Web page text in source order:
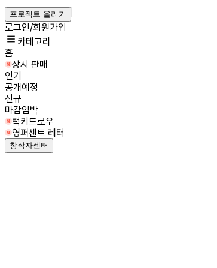
프로젝트 올리기
로그인/회원가입
카테고리
홈
상시 판매
인기
공개예정
신규
마감임박
럭키드로우
영퍼센트 레터
창작자센터